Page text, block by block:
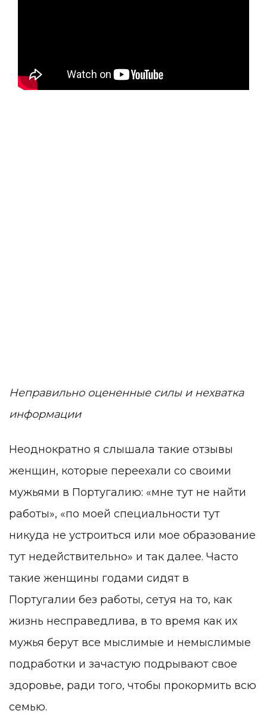
Неправильно оцененные силы и нехватка
информации
Неоднократно я слышала такие отзывы
женщин, которые переехали со своими
мужьями в Португалию: «мне тут не найти
работы», «по моей специальности тут
никуда не устроиться или мое образование
тут недействительно» и так далее. Часто
такие женщины годами сидят в
Португалии без работы, сетуя на то, как
жизнь несправедлива, в то время как их
мужья берут все мыслимые и немыслимые
подработки и зачастую подрывают свое
здоровье, ради того, чтобы прокормить всю
семью.